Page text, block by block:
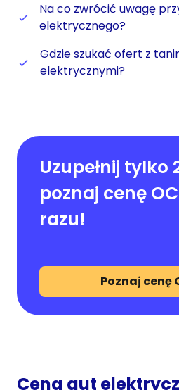
Na co zwrócić uwagę
elektrycznego?
Gdzie szukać ofert z
elektrycznymi?
Uzupełnij tylko
poznaj cenę
razu!
Poznaj cenę
Cena aut